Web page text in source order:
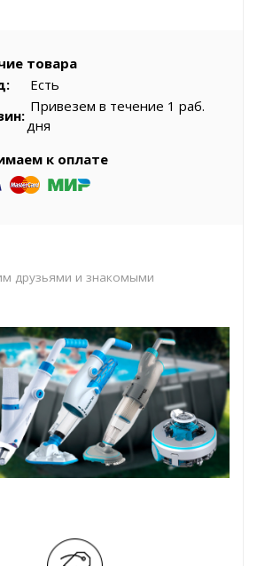
товара
Есть
Привезем в течение 1 раб.
дня
к оплате
друзьями и знакомыми